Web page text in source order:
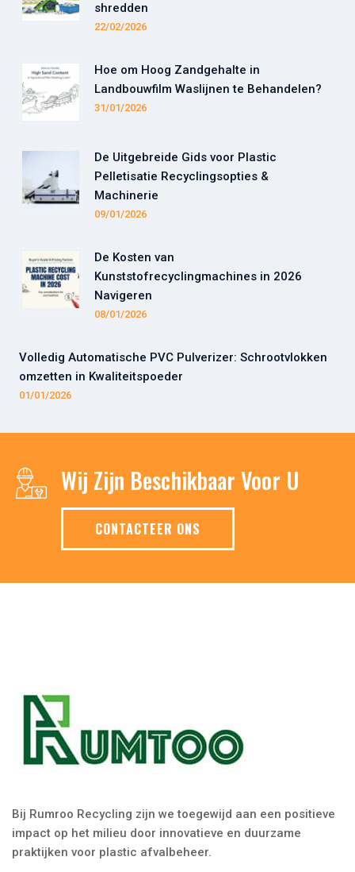
shredden
22/02/2026
Hoe om Hoog Zandgehalte in
Landbouwfilm Waslijnen te Behandelen?
31/01/2026
De Uitgebreide Gids voor Plastic
Pelletisatie Recyclingsopties &
Machinerie
09/01/2026
De Kosten van
Kunststofrecyclingmachines in 2026
Navigeren
08/01/2026
Volledig Automatische PVC Pulverizer: Schrootvlokken
omzetten in Kwaliteitspoeder
01/01/2026
Wij Zijn Beschikbaar Voor U
CONTACTEER ONS
Bij Rumroo Recycling zijn we toegewijd aan een positieve
impact op het milieu door innovatieve en duurzame
praktijken voor plastic afvalbeheer.